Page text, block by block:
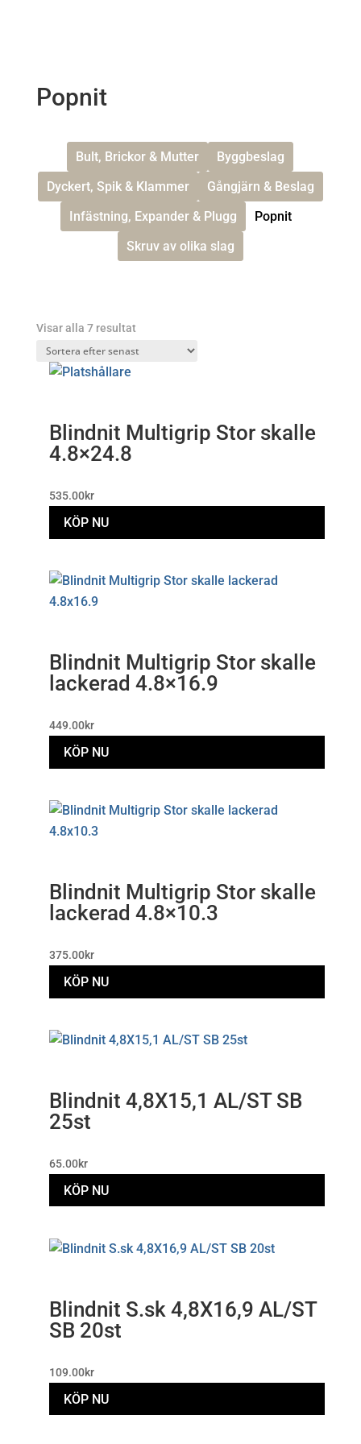
Popnit
Bult, Brickor & Mutter
Byggbeslag
Dyckert, Spik & Klammer
Gångjärn & Beslag
Infästning, Expander & Plugg
Popnit
Skruv av olika slag
Visar alla 7 resultatSortera
efter
Blindnit Multigrip Stor skalle
4.8×24.8
535.00kr
KÖP NU
Blindnit Multigrip Stor skalle
lackerad 4.8×16.9
449.00kr
KÖP NU
Blindnit Multigrip Stor skalle
lackerad 4.8×10.3
375.00kr
KÖP NU
Blindnit 4,8X15,1 AL/ST SB
25st
65.00kr
KÖP NU
Blindnit S.sk 4,8X16,9 AL/ST
SB 20st
109.00kr
KÖP NU